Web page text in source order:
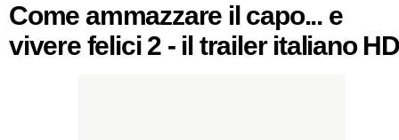
Come ammazzare il capo... e
vivere felici 2 - il trailer italiano HD